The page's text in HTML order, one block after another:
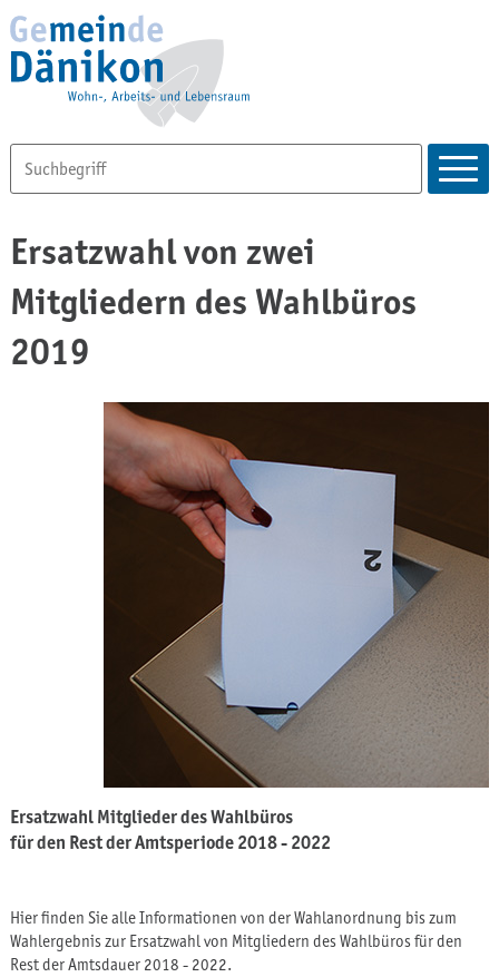
Ersatzwahl von zwei
Mitgliedern des Wahlbüros
2019
Ersatzwahl Mitglieder des Wahlbüros
für den Rest der Amtsperiode 2018 - 2022
Hier finden Sie alle Informationen von der Wahlanordnung bis zum
Wahlergebnis zur Ersatzwahl von Mitgliedern des Wahlbüros für den
Rest der Amtsdauer 2018 - 2022.